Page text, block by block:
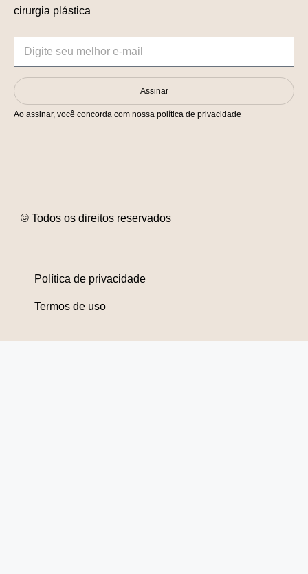
cirurgia plástica
Assinar
Ao assinar, você concorda com nossa política de privacidade
© Todos os direitos reservados
Política de privacidade
Termos de uso